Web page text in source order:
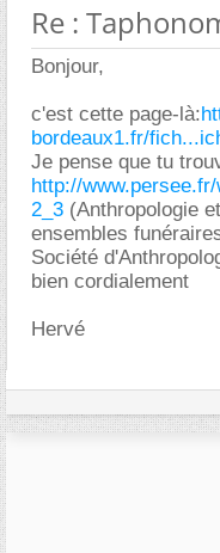
Re :
Bonjour,
c'est cette page-là:
bordeaux1.fr/
Je pense que tu
http://www.persee.fr/
2_3 (Anthropologie
ensembles
Société
bien cordialement
Hervé